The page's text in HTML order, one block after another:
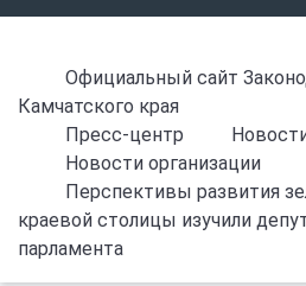
Официальный сайт
Камчатского края
Пресс-центр
Новости организации
Перспективы развития
краевой столицы изучили
парламента